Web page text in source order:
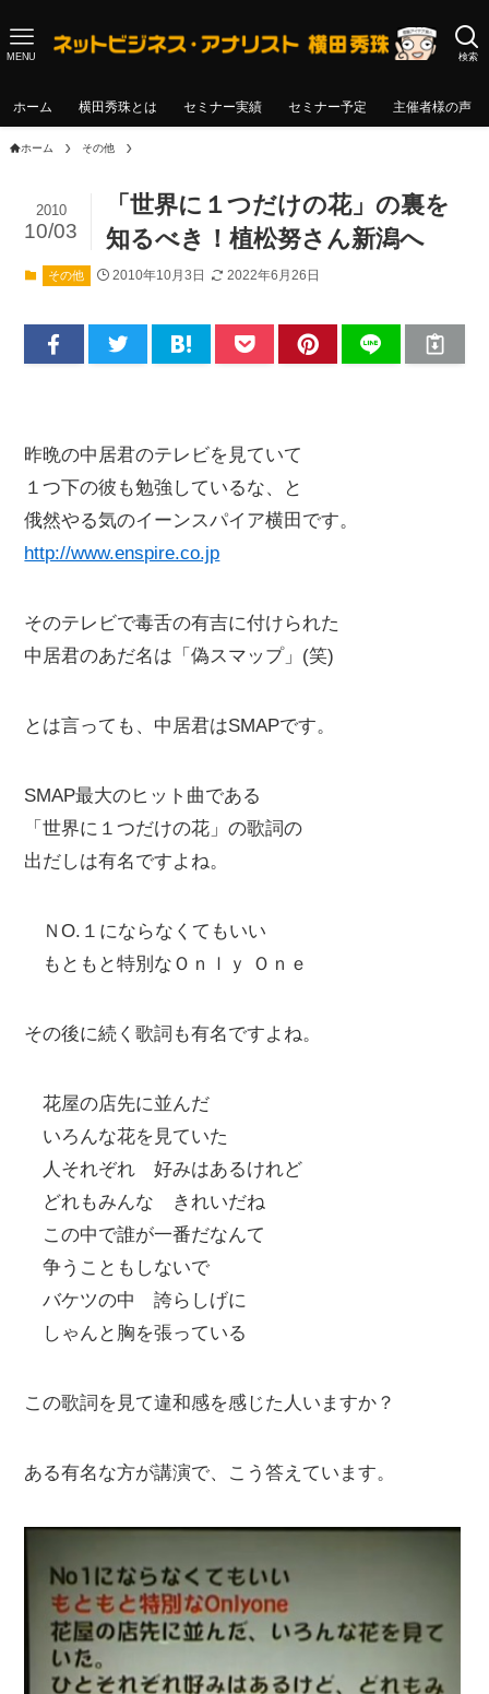
検索
MENU
ホーム 横田秀珠とは セミナー実績 セミナー予定 主催者様の声
ホーム その他
「世界に１つだけの花」の裏を
知るべき！植松努さん新潟へ
2010
10/03
その他 2010年10月3日 2022年6月26日
昨晩の中居君のテレビを見ていて
１つ下の彼も勉強しているな、と
俄然やる気のイーンスパイア横田です。
http://www.enspire.co.jp
そのテレビで毒舌の有吉に付けられた
中居君のあだ名は「偽スマップ」(笑)
とは言っても、中居君はSMAPです。
SMAP最大のヒット曲である
「世界に１つだけの花」の歌詞の
出だしは有名ですよね。
ＮO.１にならなくてもいい
もともと特別なＯｎｌｙ Ｏｎｅ
その後に続く歌詞も有名ですよね。
花屋の店先に並んだ
いろんな花を見ていた
人それぞれ 好みはあるけれど
どれもみんな きれいだね
この中で誰が一番だなんて
争うこともしないで
バケツの中 誇らしげに
しゃんと胸を張っている
この歌詞を見て違和感を感じた人いますか？
ある有名な方が講演で、こう答えています。